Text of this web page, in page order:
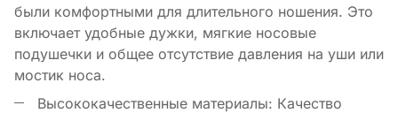
были комфортными для длительного ношения. Это
включает удобные дужки, мягкие носовые
подушечки и общее отсутствие давления на уши или
мостик носа.
Высококачественные материалы: Качество